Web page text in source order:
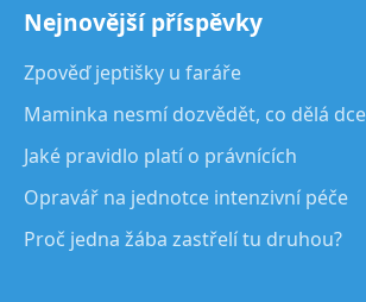
Nejnovější příspěvky
Zpověď jeptišky u faráře
Maminka nesmí dozvědět, co dělá
Jaké pravidlo platí o právnících
Opravář na jednotce intenzivní péče
Proč jedna žába zastřelí tu druhou?